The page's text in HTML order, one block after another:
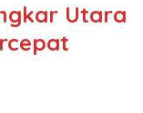
Utara